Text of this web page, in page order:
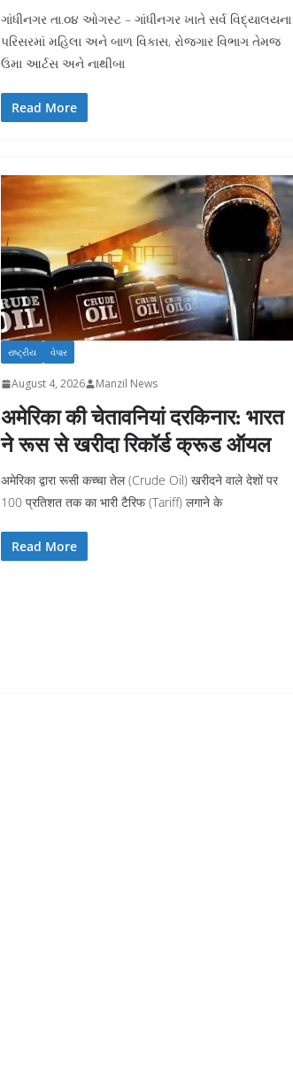
ગાંધીનગર તા.૦૪ ઓગસ્ટ – ગાંધીનગર ખાતે સર્વ વિદ્યાલયના
પરિસરમાં મહિલા અને બાળ વિકાસ, રોજગાર વિભાગ તેમજ
ઉમા આર્ટસ અને નાથીબા
Read More
રાષ્ટ્રીય વેપાર
August 4, 2026 Manzil News
अमेरिका की चेतावनियां दरकिनार: भारत
ने रूस से खरीदा रिकॉर्ड क्रूड ऑयल
अमेरिका द्वारा रूसी कच्चा तेल (Crude Oil) खरीदने वाले देशों पर
100 प्रतिशत तक का भारी टैरिफ (Tariff) लगाने के
Read More